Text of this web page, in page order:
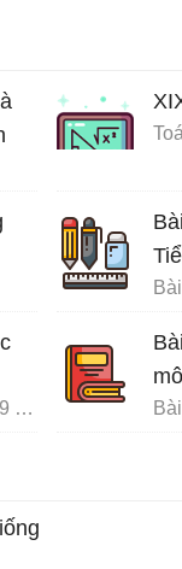
Đáp án trắc nghiệm Module 9 Tiểu học